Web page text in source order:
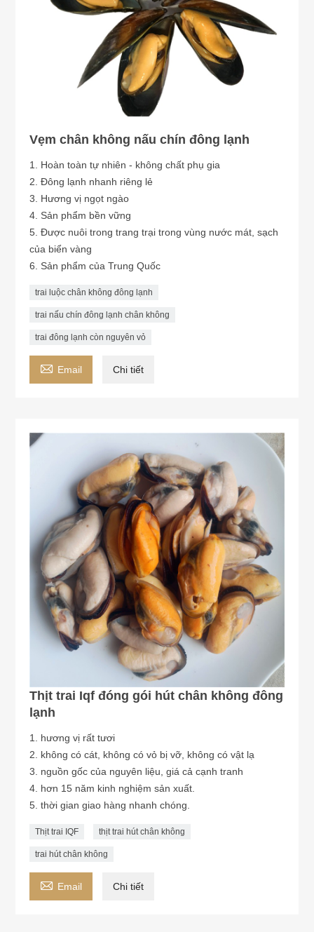
Vẹm chân không nấu chín đông lạnh
1. Hoàn toàn tự nhiên - không chất phụ gia
2. Đông lạnh nhanh riêng lẻ
3. Hương vị ngọt ngào
4. Sản phẩm bền vững
5. Được nuôi trong trang trại trong vùng nước mát, sạch
của biển vàng
6. Sản phẩm của Trung Quốc
trai luộc chân không đông lạnh
trai nấu chín đông lạnh chân không
trai đông lạnh còn nguyên vỏ
 Email Chi tiết
Thịt trai Iqf đóng gói hút chân không đông
lạnh
1. hương vị rất tươi
2. không có cát, không có vỏ bị vỡ, không có vật lạ
3. nguồn gốc của nguyên liệu, giá cả cạnh tranh
4. hơn 15 năm kinh nghiệm sản xuất.
5. thời gian giao hàng nhanh chóng.
Thịt trai IQF thịt trai hút chân không
trai hút chân không
 Email Chi tiết